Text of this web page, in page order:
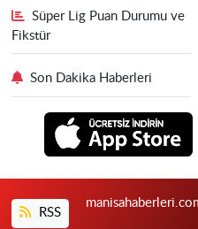
Süper Lig Puan Durumu ve
Fikstür
Son Dakika Haberleri
RSS